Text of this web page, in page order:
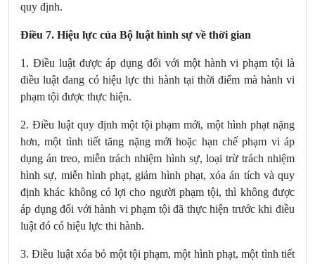
quy định.
Điều 7. Hiệu lực của Bộ luật hình sự về thời gian
1. Điều luật được áp dụng đối với một hành vi phạm tội là
điều luật đang có hiệu lực thi hành tại thời điểm mà hành vi
phạm tội được thực hiện.
2. Điều luật quy định một tội phạm mới, một hình phạt nặng
hơn, một tình tiết tăng nặng mới hoặc hạn chế phạm vi áp
dụng án treo, miễn trách nhiệm hình sự, loại trừ trách nhiệm
hình sự, miễn hình phạt, giảm hình phạt, xóa án tích và quy
định khác không có lợi cho người phạm tội, thì không được
áp dụng đối với hành vi phạm tội đã thực hiện trước khi điều
luật đó có hiệu lực thi hành.
3. Điều luật xóa bỏ một tội phạm, một hình phạt, một tình tiết